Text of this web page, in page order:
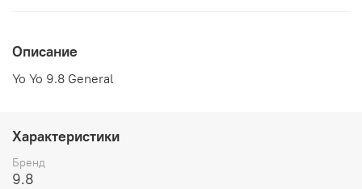
Описание
Yo Yo 9.8 General
Характеристики
Бренд
9.8